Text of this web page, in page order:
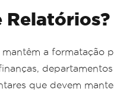
Relatórios?
a formatação
que devem